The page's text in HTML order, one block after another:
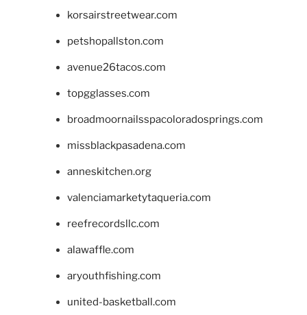
korsairstreetwear.com
petshopallston.com
avenue26tacos.com
topgglasses.com
broadmoornailsspacoloradosprings.com
missblackpasadena.com
anneskitchen.org
valenciamarketytaqueria.com
reefrecordsllc.com
alawaffle.com
aryouthfishing.com
united-basketball.com